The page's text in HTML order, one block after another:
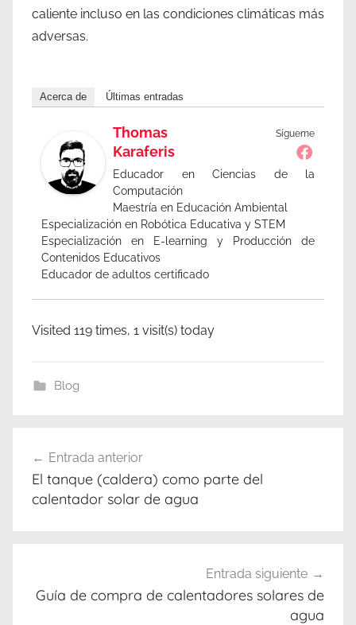
caliente incluso en las condiciones climáticas más
adversas.
Acerca de Últimas entradas
Sígueme
Thomas
Karaferis
Educador en Ciencias de la
Computación
Maestría en Educación Ambiental
Especialización en Robótica Educativa y STEM
Especialización en E-learning y Producción de
Contenidos Educativos
Educador de adultos certificado
Visited 119 times, 1 visit(s) today
Blog
p
de
entradas
Entrada anterior
El tanque (caldera) como parte del
calentador solar de agua
Entrada siguiente
Guía de compra de calentadores solares de
agua